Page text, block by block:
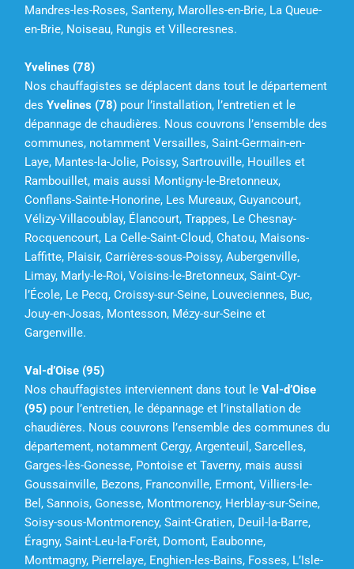
Mandres-les-Roses, Santeny, Marolles-en-Brie, La Queue-
en-Brie, Noiseau, Rungis et Villecresnes.
Yvelines (78)
Nos chauffagistes se déplacent dans tout le département
des Yvelines (78) pour l’installation, l’entretien et le
dépannage de chaudières. Nous couvrons l’ensemble des
communes, notamment Versailles, Saint-Germain-en-
Laye, Mantes-la-Jolie, Poissy, Sartrouville, Houilles et
Rambouillet, mais aussi Montigny-le-Bretonneux,
Conflans-Sainte-Honorine, Les Mureaux, Guyancourt,
Vélizy-Villacoublay, Élancourt, Trappes, Le Chesnay-
Rocquencourt, La Celle-Saint-Cloud, Chatou, Maisons-
Laffitte, Plaisir, Carrières-sous-Poissy, Aubergenville,
Limay, Marly-le-Roi, Voisins-le-Bretonneux, Saint-Cyr-
l’École, Le Pecq, Croissy-sur-Seine, Louveciennes, Buc,
Jouy-en-Josas, Montesson, Mézy-sur-Seine et
Gargenville.
Val-d’Oise (95)
Nos chauffagistes interviennent dans tout le Val-d’Oise
(95) pour l’entretien, le dépannage et l’installation de
chaudières. Nous couvrons l’ensemble des communes du
département, notamment Cergy, Argenteuil, Sarcelles,
Garges-lès-Gonesse, Pontoise et Taverny, mais aussi
Goussainville, Bezons, Franconville, Ermont, Villiers-le-
Bel, Sannois, Gonesse, Montmorency, Herblay-sur-Seine,
Soisy-sous-Montmorency, Saint-Gratien, Deuil-la-Barre,
Éragny, Saint-Leu-la-Forêt, Domont, Eaubonne,
Montmagny, Pierrelaye, Enghien-les-Bains, Fosses, L’Isle-